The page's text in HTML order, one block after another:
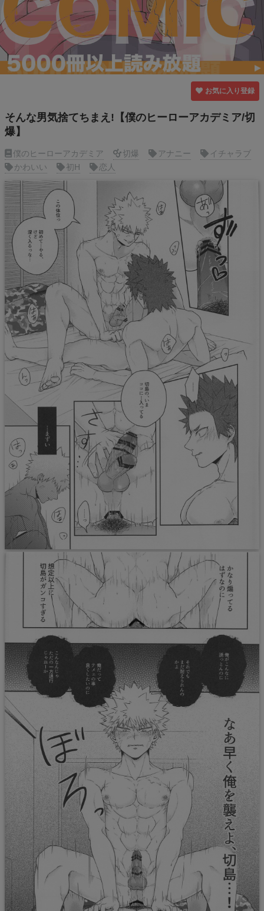
お気に入り登録
そんな男気捨てちまえ!【僕のヒーローアカデミア/切
爆】
僕のヒーローアカデミア 切爆 アナニー
イチャラブ
かわいい
初H 恋人